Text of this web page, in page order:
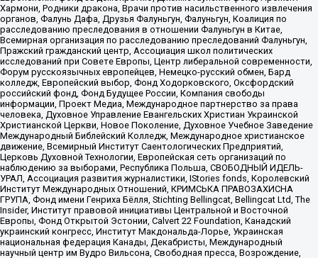
Хармони, Родники дракона, Врачи против насильственного извлечения
органов, Фалунь Дафа, Друзья Фалуньгун, Фалуньгун, Коалиция по
расследованию преследования в отношении Фалуньгун в Китае,
Всемирная организация по расследованию преследований Фалуньгун,
Пражский гражданский центр, Ассоциация школ политических
исследований при Совете Европы, Центр либеральной современности,
Форум русскоязычных европейцев, Немецко-русский обмен, Бард
колледж, Европейский выбор, Фонд Ходорковского, Оксфордский
российский фонд, Фонд Будущее России, Компания свободы
информации, Проект Медиа, Международное партнерство за права
человека, Духовное Управление Евангельских Христиан Украинской
Христианской Церкви, Новое Поколение, Духовное Учебное Заведение
Международный Библейский Колледж, Международное христианское
движение, Всемирный Институт Саентологических Предприятий,
Церковь Духовной Технологии, Европейская сеть организаций по
наблюдению за выборами, Республика Польша, СВОБОДНЫЙ ИДЕЛЬ-
УРАЛ, Ассоциация развития журналистики, IStories fonds, Королевский
Институт Международных Отношений, КРИМСЬКА ПРАВОЗАХИСНА
ГРУПА, Фонд имени Генриха Бёлля, Stichting Bellingcat, Bellingcat Ltd, The
Insider, Институт правовой инициативы Центральной и Восточной
Европы, Фонд Открытой Эстонии, Calvert 22 Foundation, Канадский
украинский конгресс, Институт Макдональда-Лорье, Украинская
национальная федерация Канады, Декабристы, Международный
научный центр им Вудро Вильсона, Свободная пресса, Возрождение,